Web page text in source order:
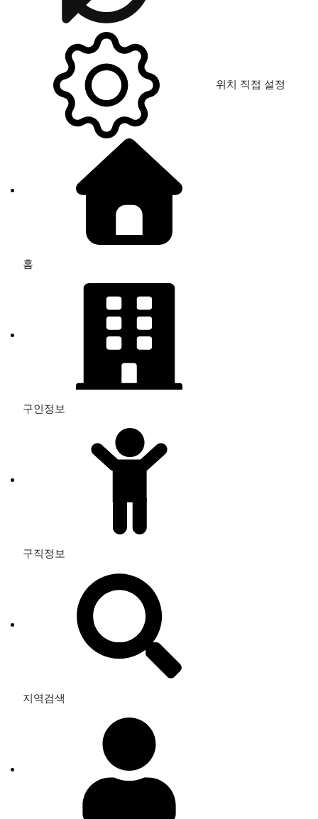
위치 직접 설정
홈
구인정보
구직정보
지역검색